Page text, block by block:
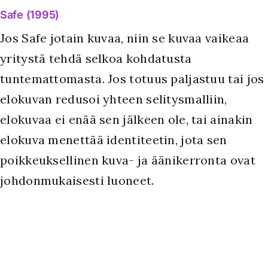
Safe (1995)
Jos Safe jotain kuvaa, niin se kuvaa vaikeaa
yritystä tehdä selkoa kohdatusta
tuntemattomasta. Jos totuus paljastuu tai jos
elokuvan redusoi yhteen selitysmalliin,
elokuvaa ei enää sen jälkeen ole, tai ainakin
elokuva menettää identiteetin, jota sen
poikkeuksellinen kuva- ja äänikerronta ovat
johdonmukaisesti luoneet.